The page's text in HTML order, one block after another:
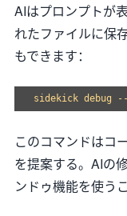
AIはプロンプトが
れたファイルに保
もできます：
このコマンドはコ
を提案する。AIの
ンドゥ機能を使う